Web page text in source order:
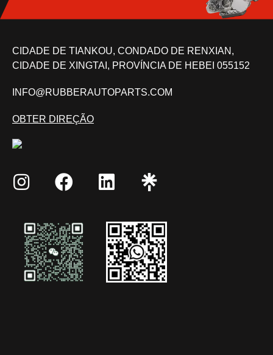
CIDADE DE TIANKOU, CONDADO DE RENXIAN,
CIDADE DE XINGTAI, PROVÍNCIA DE HEBEI 055152
INFO@RUBBERAUTOPARTS.COM
OBTER DIREÇÃO